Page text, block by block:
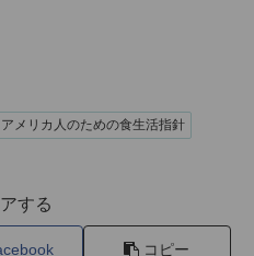
アメリカ人のための食生活指針
する
コピー